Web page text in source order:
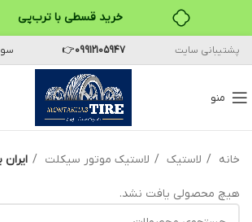
خرید قسطی با ترب‌پی
۴ قسط، بدون کارمزد
بدون ضامن، بدون سود
خرید قسطی با ترب‌پی
پشتیبانی سایت 09912105947
👉
منو
خانه لاستیک لاستیک موتور سیکلت ایران
هیچ محصولی یافت نشد.